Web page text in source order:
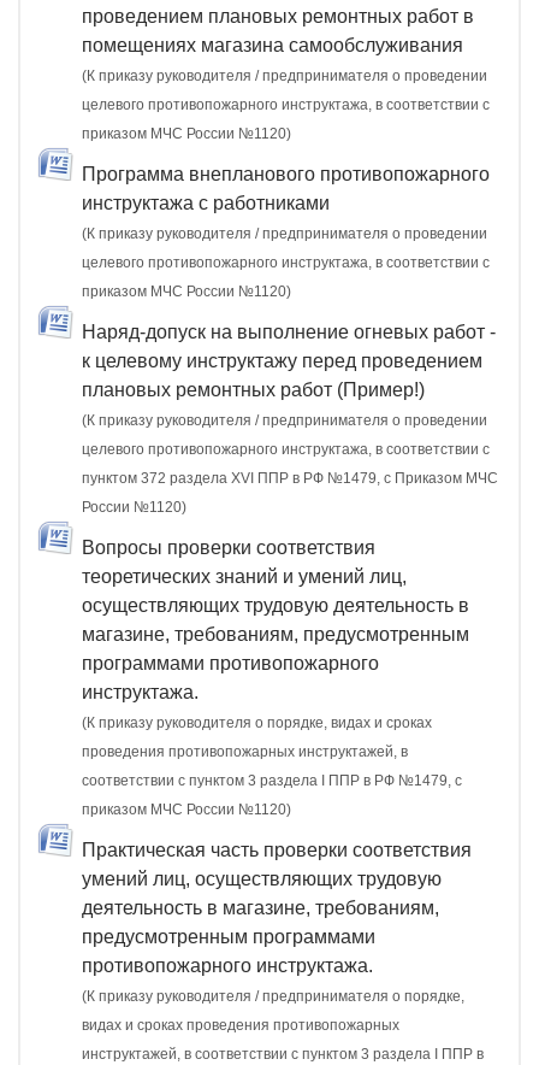
проведением плановых ремонтных работ в
помещениях магазина самообслуживания
(К приказу руководителя / предпринимателя о проведении
целевого противопожарного инструктажа, в соответствии с
приказом МЧС России №1120)
Программа внепланового противопожарного
инструктажа с работниками
(К приказу руководителя / предпринимателя о проведении
целевого противопожарного инструктажа, в соответствии с
приказом МЧС России №1120)
Наряд-допуск на выполнение огневых работ -
к целевому инструктажу перед проведением
плановых ремонтных работ (Пример!)
(К приказу руководителя / предпринимателя о проведении
целевого противопожарного инструктажа, в соответствии с
пунктом 372 раздела XVI ППР в РФ №1479, c Приказом МЧС
России №1120)
Вопросы проверки соответствия
теоретических знаний и умений лиц,
осуществляющих трудовую деятельность в
магазине, требованиям, предусмотренным
программами противопожарного
инструктажа.
(К приказу руководителя о порядке, видах и сроках
проведения противопожарных инструктажей, в
соответствии с пунктом 3 раздела I ППР в РФ №1479, с
приказом МЧС России №1120)
Практическая часть проверки соответствия
умений лиц, осуществляющих трудовую
деятельность в магазине, требованиям,
предусмотренным программами
противопожарного инструктажа.
(К приказу руководителя / предпринимателя о порядке,
видах и сроках проведения противопожарных
инструктажей, в соответствии с пунктом 3 раздела I ППР в